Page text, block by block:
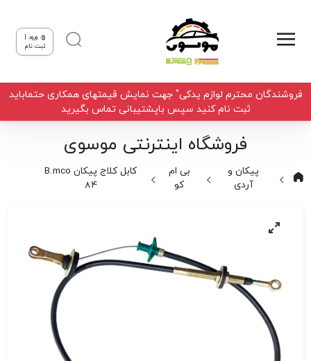
ورود |
ثبت نام
فروشندگان محترم لوازم یدکی" جهت نمایش قیمتهای همکاری حتماباید
ثبت نام کنید سپس باپشتیبانی تماس بگیرید
فروشگاه اینترنتی موسوی
پیکان و
آردی
بی ام
کو
کابل کلاج پیکان B.mco
84